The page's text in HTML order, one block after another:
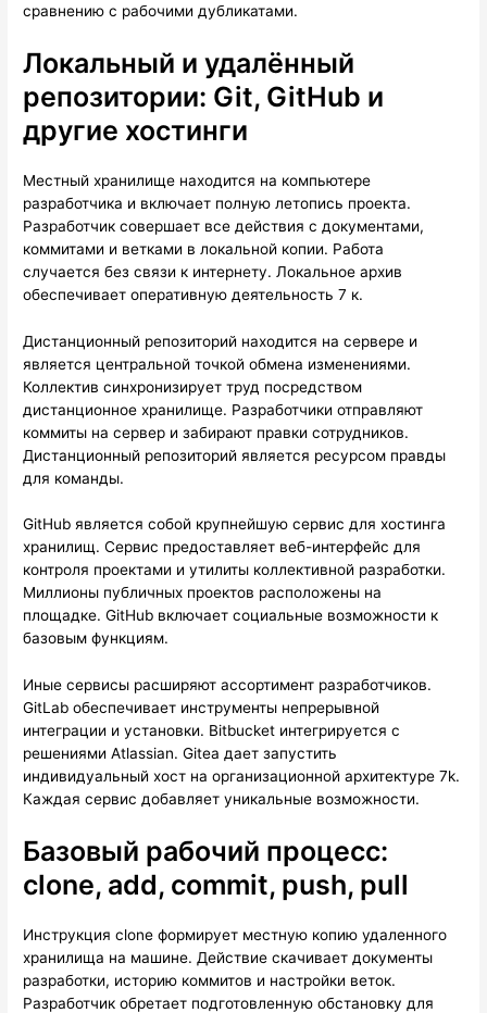
сравнению с рабочими дубликатами.
Локальный и удалённый
репозитории: Git, GitHub и
другие хостинги
Местный хранилище находится на компьютере
разработчика и включает полную летопись проекта.
Разработчик совершает все действия с документами,
коммитами и ветками в локальной копии. Работа
случается без связи к интернету. Локальное архив
обеспечивает оперативную деятельность 7 к.
Дистанционный репозиторий находится на сервере и
является центральной точкой обмена изменениями.
Коллектив синхронизирует труд посредством
дистанционное хранилище. Разработчики отправляют
коммиты на сервер и забирают правки сотрудников.
Дистанционный репозиторий является ресурсом правды
для команды.
GitHub является собой крупнейшую сервис для хостинга
хранилищ. Сервис предоставляет веб-интерфейс для
контроля проектами и утилиты коллективной разработки.
Миллионы публичных проектов расположены на
площадке. GitHub включает социальные возможности к
базовым функциям.
Иные сервисы расширяют ассортимент разработчиков.
GitLab обеспечивает инструменты непрерывной
интеграции и установки. Bitbucket интегрируется с
решениями Atlassian. Gitea дает запустить
индивидуальный хост на организационной архитектуре 7k.
Каждая сервис добавляет уникальные возможности.
Базовый рабочий процесс:
clone, add, commit, push, pull
Инструкция clone формирует местную копию удаленного
хранилища на машине. Действие скачивает документы
разработки, историю коммитов и настройки веток.
Разработчик обретает подготовленную обстановку для